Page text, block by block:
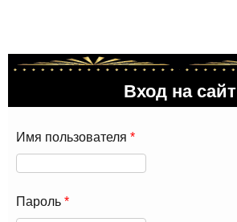
Вход на сайт
Имя пользователя *
Пароль *